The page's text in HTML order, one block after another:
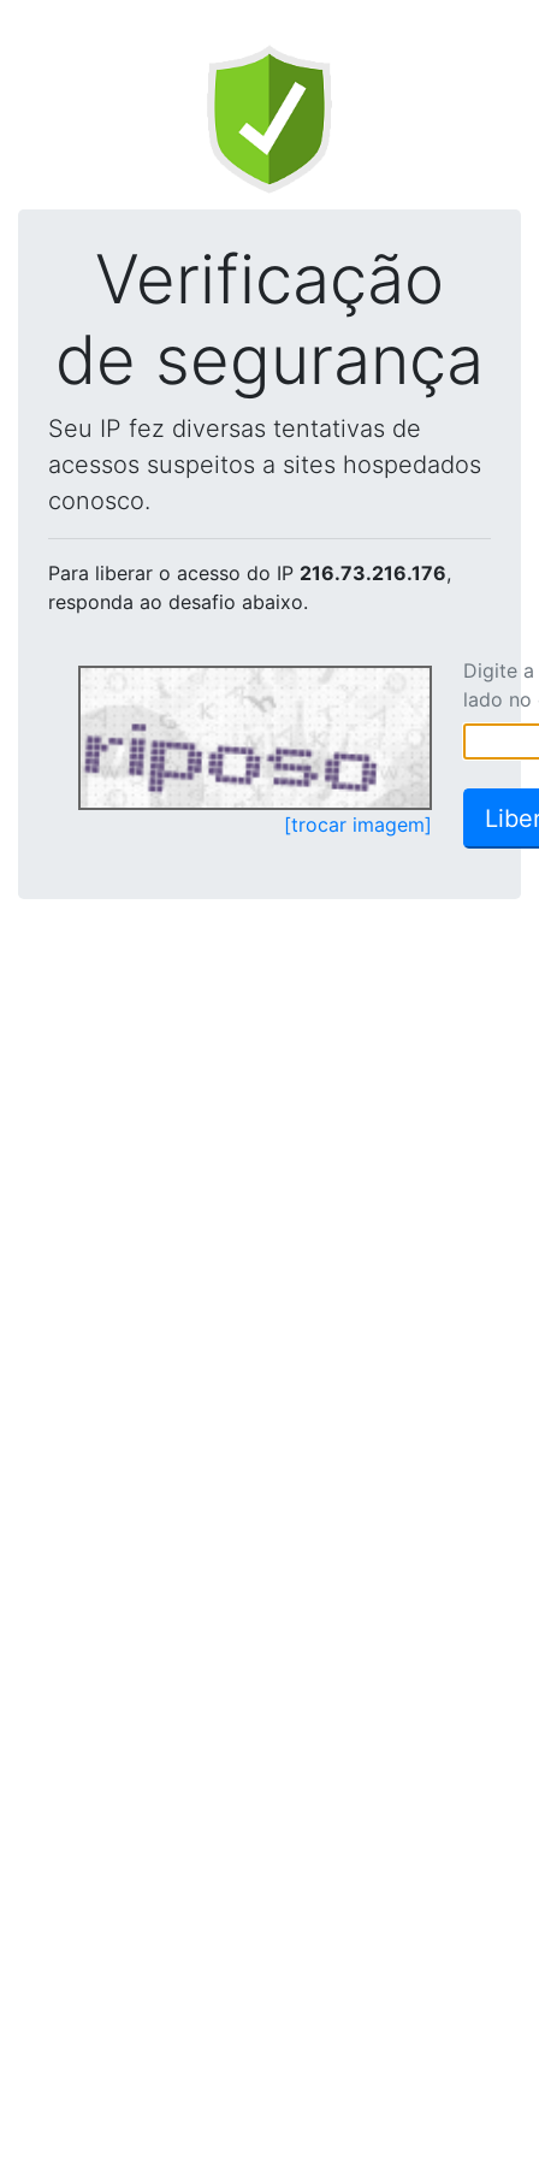
Verificação
de segurança
Seu IP fez diversas tentativas de
acessos suspeitos a sites hospedados
conosco.
Para liberar o acesso do IP 216.73.216.176,
responda ao desafio abaixo.
[trocar imagem]
Digite
lado no